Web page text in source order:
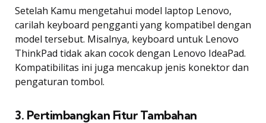
Setelah Kamu mengetahui model laptop Lenovo,
carilah keyboard pengganti yang kompatibel dengan
model tersebut. Misalnya, keyboard untuk Lenovo
ThinkPad tidak akan cocok dengan Lenovo IdeaPad.
Kompatibilitas ini juga mencakup jenis konektor dan
pengaturan tombol.
3. Pertimbangkan Fitur Tambahan